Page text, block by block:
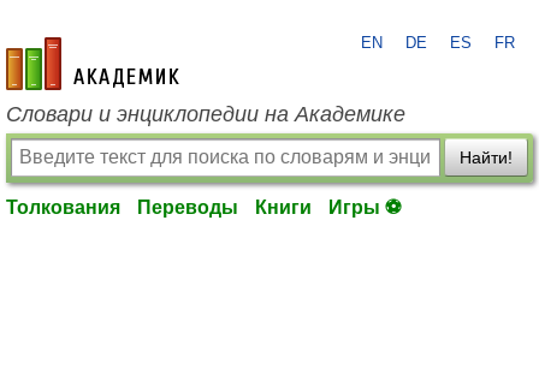
academic.ru
EN DE ES FR
Словари и энциклопедии на Академике
Найти!
Толкования Переводы Книги Игры ⚽